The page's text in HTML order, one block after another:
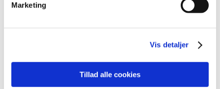
Marketing
Vis detaljer
Tillad alle cookies
2024 (224)
september (15)
juli (20)